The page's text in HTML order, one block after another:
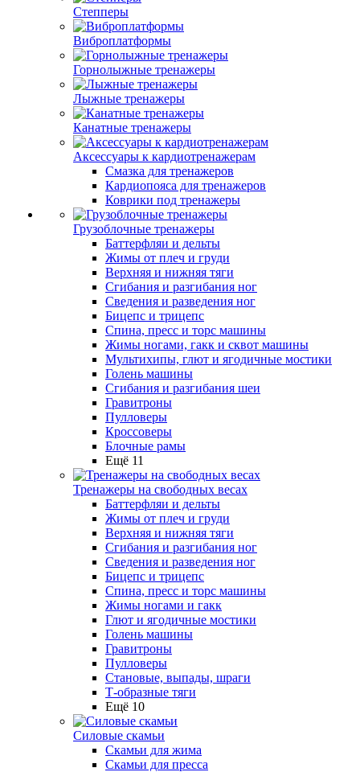
Степперы
Виброплатформы
Горнолыжные тренажеры
Лыжные тренажеры
Канатные тренажеры
Аксессуары к кардиотренажерам
Смазка для тренажеров
Кардиопояса для тренажеров
Коврики под тренажеры
Грузоблочные тренажеры
Баттерфляи и дельты
Жимы от плеч и груди
Верхняя и нижняя тяги
Сгибания и разгибания ног
Сведения и разведения ног
Бицепс и трицепс
Спина, пресс и торс машины
Жимы ногами, гакк и сквот машины
Мультихипы, глют и ягодичные мостики
Голень машины
Сгибания и разгибания шеи
Гравитроны
Пулловеры
Кроссоверы
Блочные рамы
Ещё 11
Тренажеры на свободных весах
Баттерфляи и дельты
Жимы от плеч и груди
Верхняя и нижняя тяги
Сгибания и разгибания ног
Сведения и разведения ног
Бицепс и трицепс
Спина, пресс и торс машины
Жимы ногами и гакк
Глют и ягодичные мостики
Голень машины
Гравитроны
Пулловеры
Становые, выпады, шраги
Т-образные тяги
Ещё 10
Силовые скамьи
Скамьи для жима
Скамьи для пресса